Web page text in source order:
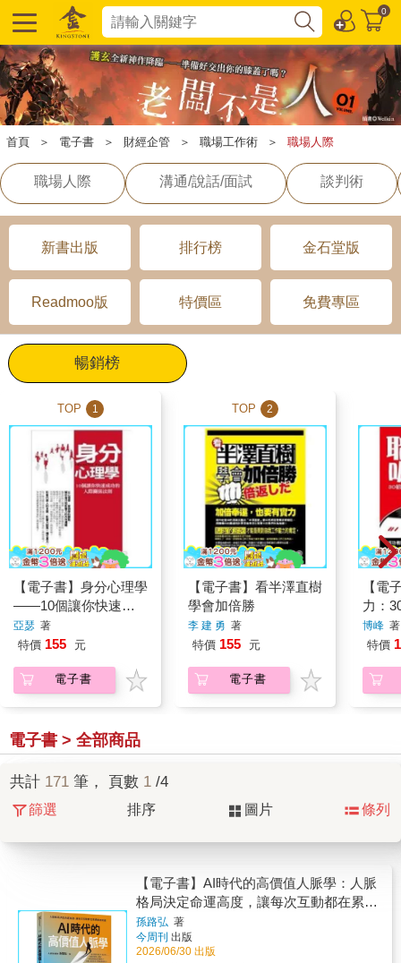
0
首頁 ＞ 電子書 ＞ 財經企管 ＞ 職場工作術 ＞ 職場人際
職場人際 溝通/說話/面試 談判術
新書出版 排行榜 金石堂版
Readmoo版 特價區 免費專區
暢銷榜
TOP 1
【電子書】身分心理學
——10個讓你快速成
功的人際關係法則
亞瑟 著
特價 155 元
電子書
TOP 2
【電子書】看半澤直樹
學會加倍勝
李 建 勇 著
特價 155 元
電子書
【電
力：
的人
博峰 著
特價
電子書 > 全部商品
共計 171 筆， 頁數 1 /4
篩選 排序 圖片 條列
【電子書】AI時代的高價值人脈學：人脈
格局決定命運高度，讓每次互動都在累積
關係資產
孫路弘 著
今周刊 出版
2026/06/30 出版